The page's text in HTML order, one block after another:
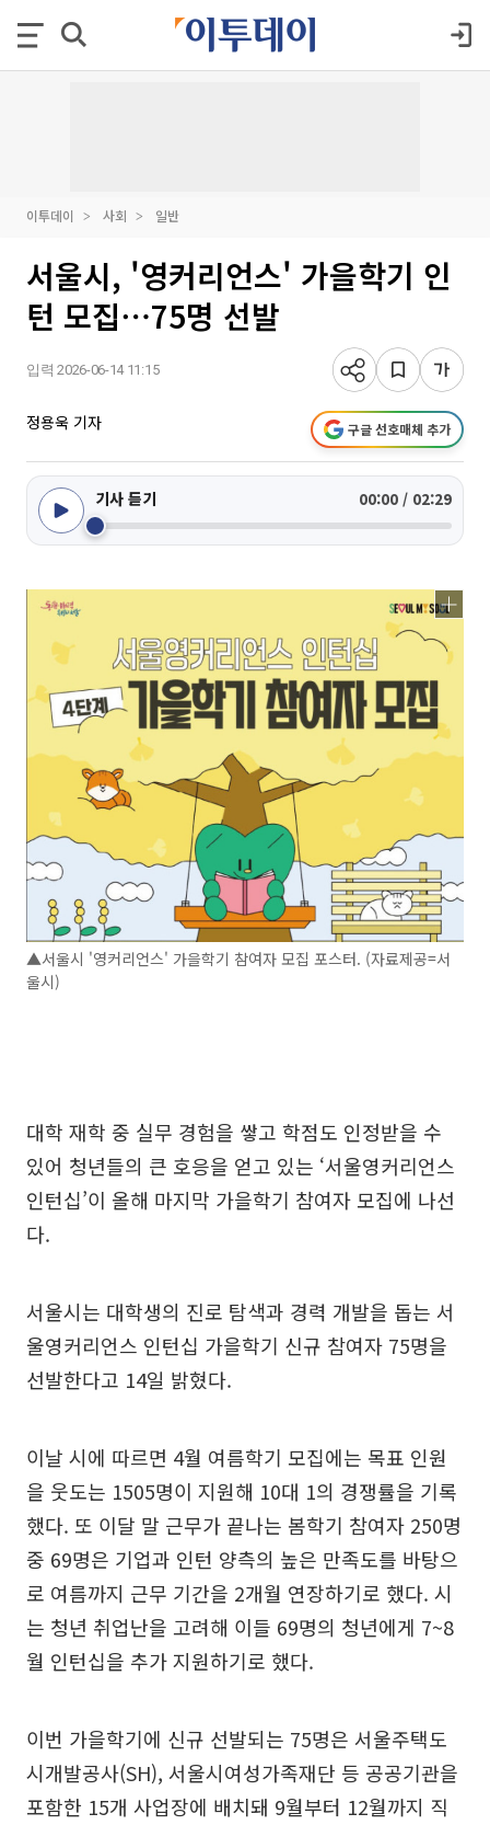
이투데이 사회 일반
서울시, '영커리언스' 가을학기 인
턴 모집⋯75명 선발
입력 2026-06-14 11:15
정용욱 기자 구글 선호매체 추가
기사 듣기 00:00 / 02:29
▲서울시 '영커리언스' 가을학기 참여자 모집 포스터. (자료제공=서
울시)
대학 재학 중 실무 경험을 쌓고 학점도 인정받을 수
있어 청년들의 큰 호응을 얻고 있는 ‘서울영커리언스
인턴십’이 올해 마지막 가을학기 참여자 모집에 나선
다.
서울시는 대학생의 진로 탐색과 경력 개발을 돕는 서
울영커리언스 인턴십 가을학기 신규 참여자 75명을
선발한다고 14일 밝혔다.
이날 시에 따르면 4월 여름학기 모집에는 목표 인원
을 웃도는 1505명이 지원해 10대 1의 경쟁률을 기록
했다. 또 이달 말 근무가 끝나는 봄학기 참여자 250명
중 69명은 기업과 인턴 양측의 높은 만족도를 바탕으
로 여름까지 근무 기간을 2개월 연장하기로 했다. 시
는 청년 취업난을 고려해 이들 69명의 청년에게 7~8
월 인턴십을 추가 지원하기로 했다.
이번 가을학기에 신규 선발되는 75명은 서울주택도
시개발공사(SH), 서울시여성가족재단 등 공공기관을
포함한 15개 사업장에 배치돼 9월부터 12월까지 직